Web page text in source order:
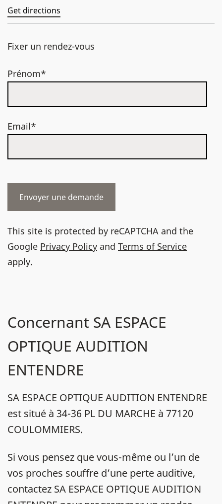
Get directions
Fixer un rendez-vous
Prénom*
Email*
This site is protected by reCAPTCHA and the
Google Privacy Policy and Terms of Service
apply.
Concernant SA ESPACE
OPTIQUE AUDITION
ENTENDRE
SA ESPACE OPTIQUE AUDITION ENTENDRE
est situé à 34-36 PL DU MARCHE à 77120
COULOMMIERS.
Si vous pensez que vous-même ou l’un de
vos proches souffre d’une perte auditive,
contactez SA ESPACE OPTIQUE AUDITION